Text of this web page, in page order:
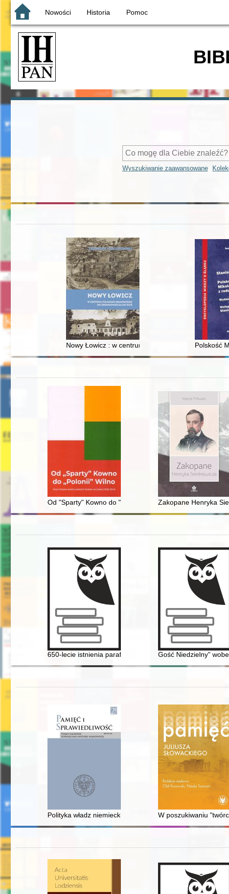
Nowości Historia Pomoc
Wyszukiwanie zaawansowane
Nowy Łowicz : w centrum poligonu drawskiego od
Polskość
Od "Sparty" Kowno do "Polonii" Wilno : zarys dziejów
Zakopane Henryka
650-lecie istnienia parafii : Płonka KościelnaGość Niedzielny"
Polityka władz niemieckich na obszarach okupowanych i
W poszukiwaniu